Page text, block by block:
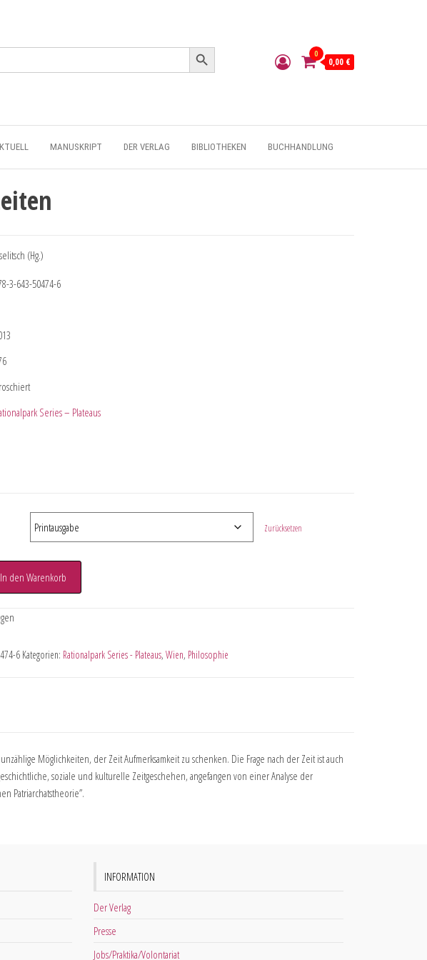
Search Button
0
0,00 €
MANUSKRIPT DER VERLAG BIBLIOTHEKEN BUCHHANDLUNG
(Hg.)
3-643-50474-6
Series – Plateaus
Zurücksetzen
In den Warenkorb
6 Kategorien: Rationalpark Series - Plateaus, Wien, Philosophie
Möglichkeiten, der Zeit Aufmerksamkeit zu schenken. Die Frage nach der Zeit ist auch
soziale und kulturelle Zeitgeschehen, angefangen von einer Analyse der
Patriarchatstheorie”.
INFORMATION
Der Verlag
Presse
Jobs/Praktika/Volontariat